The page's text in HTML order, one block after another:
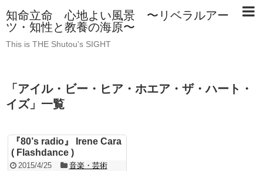
知命立命 心地よい風景 〜リベラルアー
ツ・知性と教養の海原〜
This is THE Shutou's SIGHT
「 アイル・ビー・ヒア・ホエア・ザ・ハート・
イズ」 一覧
『80’s radio』 Irene Cara
( Flashdance )
2015/4/25 音楽・芸術